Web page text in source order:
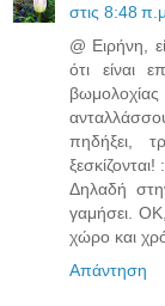
στις 8:48 π.μ.
@ Ειρήνη,
ότι είναι
πηδήξει,
ξεσκίζονται!
Δηλαδή
γαμήσει.
χώρο και
Απάντηση